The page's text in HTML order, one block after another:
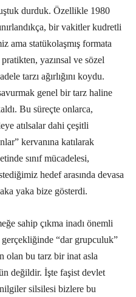
durduk. Özellikle 1980
bir vakitler kudretli
ama statükolaşmış formata
yazınsal ve sözel
tarzı ağırlığını koydu.
genel bir tarz haline
Bu süreçte onlarca,
atılsalar dahi çeşitli
kervanına katılarak
sınıf mücadelesi,
hedef arasında devasa
yaka bize gösterdi.
sahip çıkma inadı önemli
“dar grupculuk”
olan bu tarz bir inat asla
değildir. İşte faşist devlet
silsilesi bizlere bu